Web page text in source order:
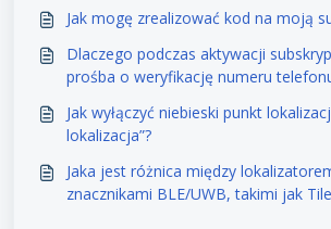
Jak mogę zrealizować kod na moją
Dlaczego podczas aktywacji
prośba o weryfikację numeru
Jak wyłączyć niebieski punkt
lokalizacja”?
Jaka jest różnica między
znacznikami BLE/UWB, takimi jak